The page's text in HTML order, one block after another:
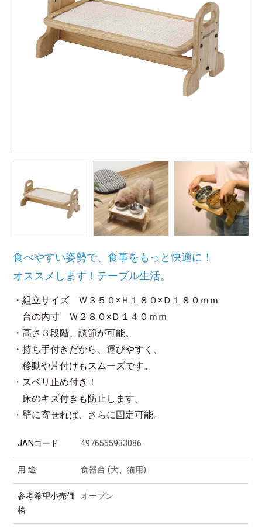
食べやすい姿勢で、食事をもっと快適に！
オススメします！テーブル生活。
・組立サイズ Ｗ３５０×Ｈ１８０×Ｄ１８０ｍｍ
台の内寸 Ｗ２８０×Ｄ１４０ｍｍ
・高さ３段階、調節が可能。
・持ち手付きだから、運びやすく、
移動や片付けもスムーズです。
・スベリ止め付き！
床のキズ付きも防止します。
・壁に寄せれば、さらに固定可能。
JANコード 4976555933086
用 途 食器台 (犬、猫用)
参考希望小売価
格
オープン